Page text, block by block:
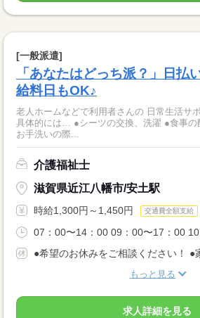
[一般派遣]
「あなたはどっち派？」日払
給料日もOK♪
老人ホームなどで利用者さんの 日常生活サ
具体的には… ●シーツの交換、洗濯 ●食事の
お手洗いの際...
介護福祉士
滋賀県近江八幡市/安土駅
時給1,300円～1,450円 交通費全額支給
07：00〜14：00 09：00〜17：00
●希望のお休みをご相談ください！ ●
もっと見る
求人詳細を見る